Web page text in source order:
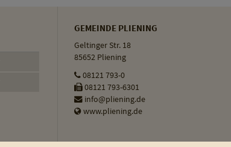
GEMEINDE PLIENING
Geltinger Str. 18
85652 Pliening
08121 793-0
08121 793-6301
info@pliening.de
www.pliening.de